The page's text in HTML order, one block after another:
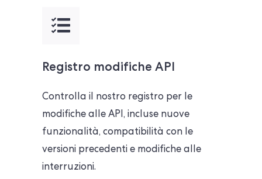
Registro modifiche API
Controlla il nostro registro per le
modifiche alle API, incluse nuove
funzionalità, compatibilità con le
versioni precedenti e modifiche alle
interruzioni.